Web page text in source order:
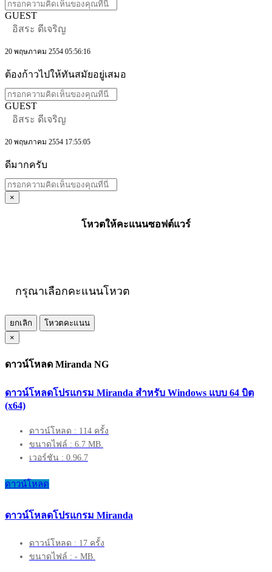
GUEST
อิสระ ดีเจริญ
20 พฤษภาคม 2554 05:56:16
ต้องก้าวไปให้ทันสมัยอยู่เสมอ
GUEST
อิสระ ดีเจริญ
20 พฤษภาคม 2554 17:55:05
ดีมากครับ
×
โหวตให้คะแนนซอฟต์แวร์
กรุณาเลือกคะแนนโหวต
ยกเลิก
โหวตคะแนน
×
ดาวน์โหลด Miranda NG
ดาวน์โหลดโปรแกรม Miranda สำหรับ Windows แบบ 64 บิต
(x64)
ดาวน์โหลด : 114 ครั้ง
ขนาดไฟล์ : 6.7 MB.
เวอร์ชัน : 0.96.7
ดาวน์โหลด
ดาวน์โหลดโปรแกรม Miranda
ดาวน์โหลด : 17 ครั้ง
ขนาดไฟล์ : - MB.